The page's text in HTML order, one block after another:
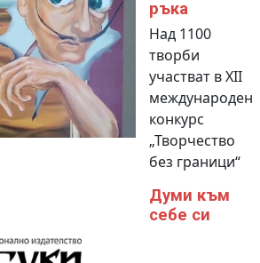
ръка
Над 1100
творби
участват в XII
международен
конкурс
„Творчество
без граници“
Думи към
себе си